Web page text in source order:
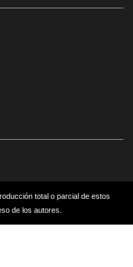
total o parcial de estos
de los autores.